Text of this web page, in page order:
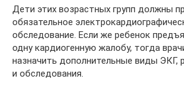
Дети этих возрастных групп должны
обязательное
обследование. Если же ребенок
одну кардиогенную жалобу, тогда
назначить дополнительные виды ЭКГ,
и обследования.